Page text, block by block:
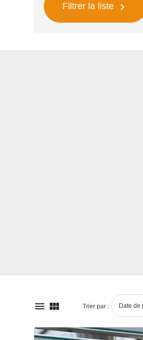
Filtrer la liste 
  Trier par :